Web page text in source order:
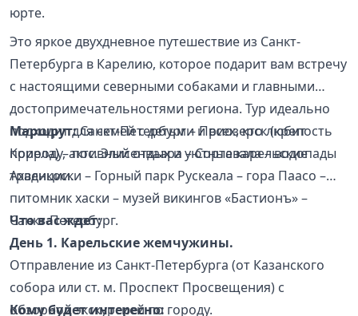
юрте.
Это яркое двухдневное путешествие из Санкт-
Петербурга в Карелию, которое подарит вам встречу
с настоящими северными собаками и главными
достопримечательностями региона. Тур идеально
подходит для семей с детьми и всех, кто любит
природу, активный отдых и уютные карельские
традиции.
Маршрут:Санкт-Петербург – Приозерск (крепость
Корела) – пос. Элисенваара – Сортавала – водопады
Ахвенкоски – Горный парк Рускеала – гора Паасо –
питомник хаски – музей викингов «Бастионъ» –
Санкт-Петербург.
Что вас ждет:
День 1. Карельские жемчужины.
Отправление из Санкт-Петербурга (от Казанского
собора или ст. м. Проспект Просвещения) с
обзорной экскурсией по городу.
Кому будет интересно: